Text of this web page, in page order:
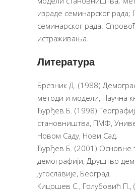
израде семинарског рада;
семинарског рада.
истраживања.
Литература
Брезник Д. (1988)
методи и модели, Научна
Ђурђев Б. (1998)
становништва, ПМФ,
Новом Саду, Нови Сад.
Ђурђев Б. (2001) Основне
демографији, Друштво
Југославије, Београд.
Кицошев С., Голубовић П.,